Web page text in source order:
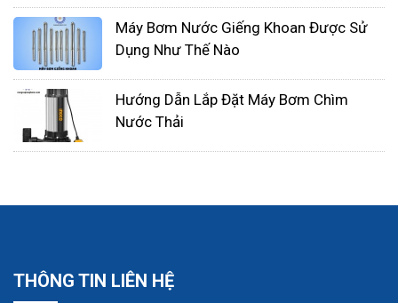
Nếu vấn đề vẫn tiếp tục, có thể cần phải kiểm tra
lại cấu trúc của giếng khoan và xem xét việc thay
đổi vị trí lắp đặt máy bơm. Đôi khi, việc điều chỉnh
độ sâu lắp đặt máy bơm cũng có thể giúp cải
Cuối cùng, việc bảo dưỡng định kỳ và sử dụng linh
thọ của thiết bị.
Máy Bơm Nước Giếng Khoan Được Sử
Dụng Như Thế Nào
Hướng Dẫn Lắp Đặt Máy Bơm Chìm
Nước Thải
THÔNG TIN LIÊN HỆ